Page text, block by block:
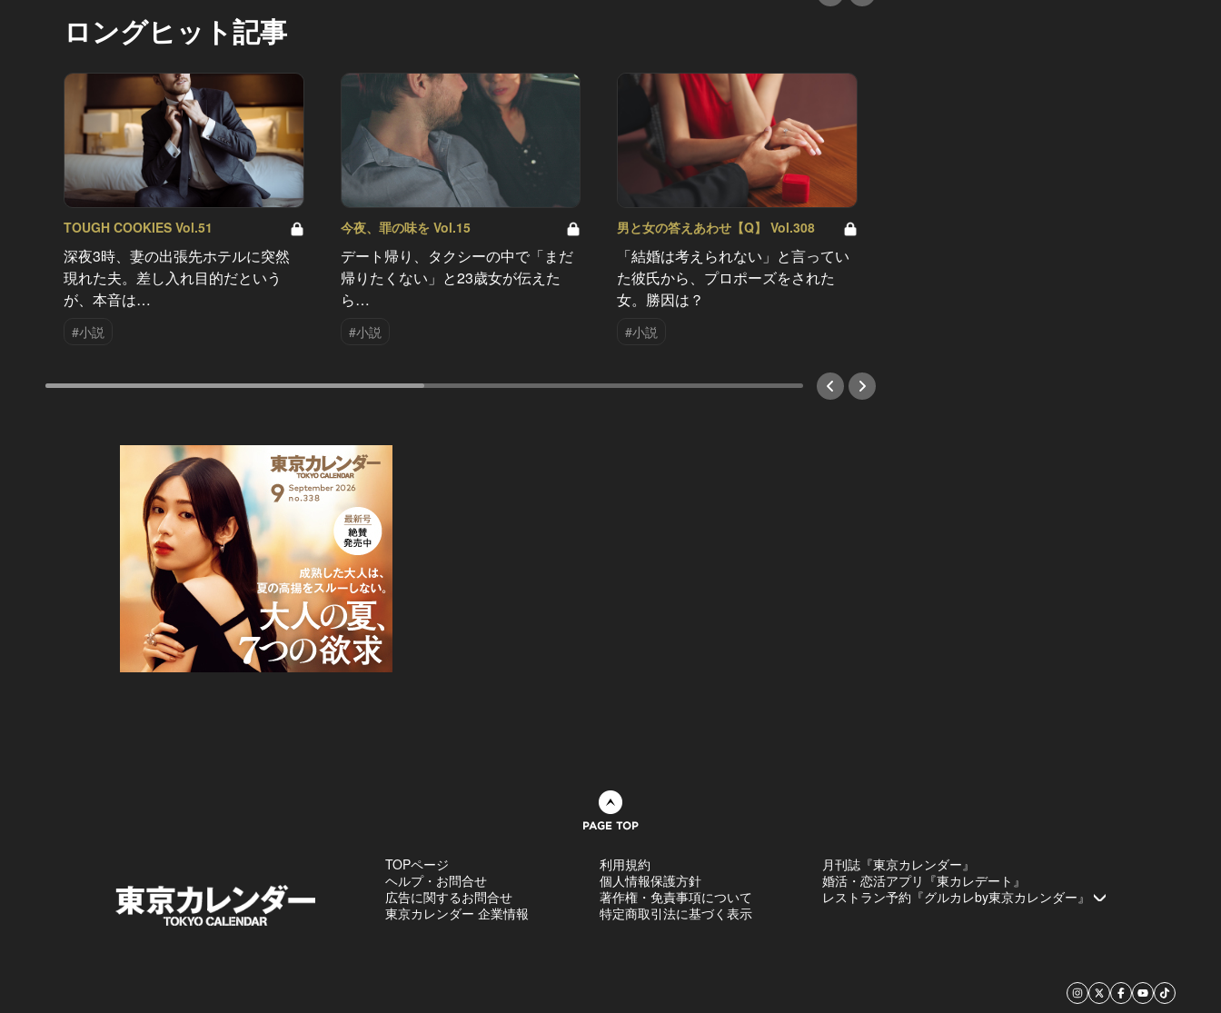
ロングヒット記事
TOUGH COOKIES Vol.51
深夜3時、妻の出張先ホテルに突然
現れた夫。差し入れ目的だという
が、本音は…
#小説
今夜、罪の味を Vol.15
デート帰り、タクシーの中で「まだ
帰りたくない」と23歳女が伝えた
ら…
#小説
男と女の答えあわせ【Q】 Vol.308
「結婚は考えられない」と言ってい
た彼氏から、プロポーズをされた
女。勝因は？
#小説
TOPページ
ヘルプ・お問合せ
広告に関するお問合せ
東京カレンダー 企業情報
利用規約
個人情報保護方針
著作権・免責事項について
特定商取引法に基づく表示
月刊誌『東京カレンダー』
婚活・恋活アプリ『東カレデート』
レストラン予約『グルカレby東京カレンダー』